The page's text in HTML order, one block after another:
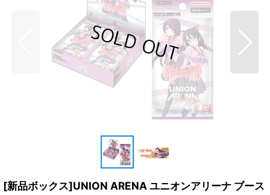
[新品ボックス]UNION ARENA ユニオンアリーナ ブース